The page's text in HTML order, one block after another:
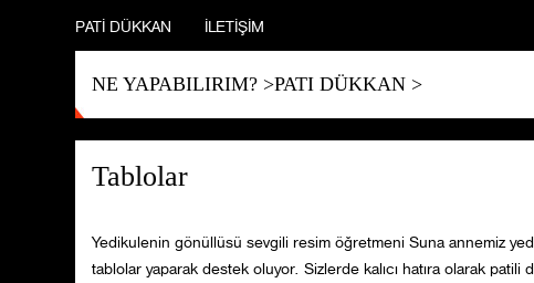
PATİ DÜKKAN İLETİŞİM
NE YAPABILIRIM?>PATI DÜKKAN>
Tablolar
Yedikulenin gönüllüsü sevgili resim öğretmeni Suna annemiz
tablolar yaparak destek oluyor. Sizlerde kalıcı hatıra olarak